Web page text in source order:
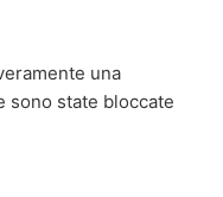
una
sono state bloccate